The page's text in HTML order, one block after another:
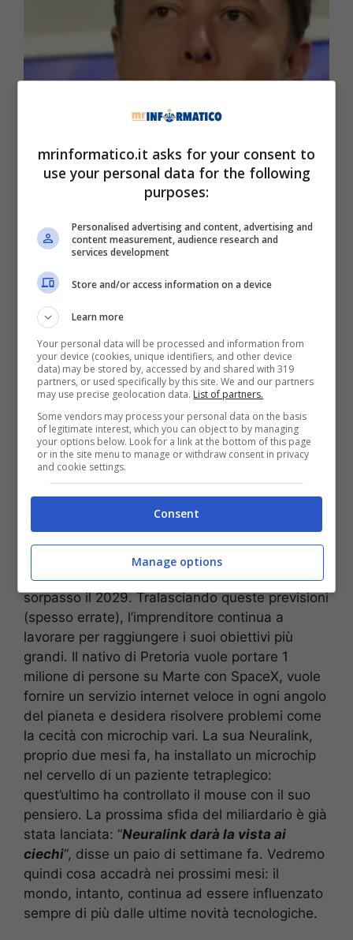
Negli ultimi mesi si è parlato tantissimo di
Intelligenza Artificiale: ormai le macchine
pensano proprio come l’uomo anche se hanno
ovviamente conoscenze illimitate. In uno
scenario simile, i nostri smartphone sono
diventati sempre più intelligenti e sono pronti a
websono nati i ChatBot (
all’infinito?Qui per la risposta), un software che
emula le conversazioni umane consentendo agli
utenti un’interazione continua. Musk, nei giorni
scorsi, si è lanciato in una nuova previsione: il
numero uno di X ha infatti parlato proprio dell’IA.
Entro 12,24 mesi l’Intelligenza Artificiale
supererà quella umanaa patto che la fornitura
consentano di soddisfare le richieste di una
tecnologia sempre più potente”.
Lo scorso anno, il buon Elon aveva fatto una
previsione simile definendo come annata del
sorpasso il 2029. Tralasciando queste previsioni
(spesso errate), l’imprenditore continua a
lavorare per raggiungere i suoi obiettivi più
grandi. Il nativo di Pretoria vuole portare 1
milione di persone su Marte con SpaceX, vuole
fornire un servizio internet veloce in ogni angolo
del pianeta e desidera risolvere problemi come
la cecità con microchip vari. La sua Neuralink,
proprio due mesi fa, ha installato un microchip
nel cervello di un paziente tetraplegico:
quest’ultimo ha controllato il mouse con il suo
pensiero. La prossima sfida del miliardario è già
stata lanciata: “Neuralink darà la vista ai
ciechi“, disse un paio di settimane fa. Vedremo
quindi cosa accadrà nei prossimi mesi: il
mondo, intanto, continua ad essere influenzato
sempre di più dalle ultime novità tecnologiche.
mrinformatico.it asks for your consent to
use your personal data for the following
purposes:
Personalised advertising and content, advertising and
content measurement, audience research and
services development
Store and/or access information on a device
Learn more
Your personal data will be processed and information from
your device (cookies, unique identifiers, and other device
data) may be stored by, accessed by and shared with 319
partners, or used specifically by this site. We and our partners
may use precise geolocation data. List of partners.
Some vendors may process your personal data on the basis
of legitimate interest, which you can object to by managing
your options below. Look for a link at the bottom of this page
or in the site menu to manage or withdraw consent in privacy
and cookie settings.
Consent
Manage options